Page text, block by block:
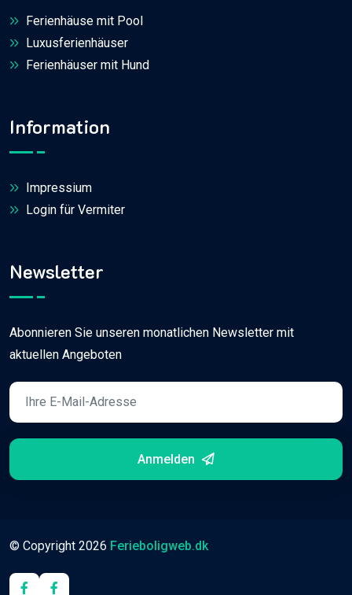
Ferienhäuse mit Pool
Luxusferienhäuser
Ferienhäuser mit Hund
Information
Impressium
Login für Vermiter
Newsletter
Abonnieren Sie unseren monatlichen Newsletter mit
aktuellen Angeboten
Anmelden
© Copyright 2026 Ferieboligweb.dk